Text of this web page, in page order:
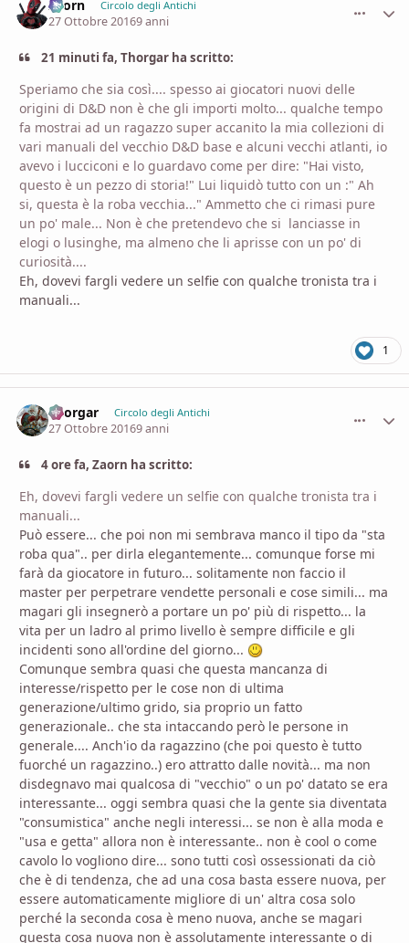
Zaorn Circolo degli Antichi
27 Ottobre 20169 anni
21 minuti fa, Thorgar ha scritto:
Speriamo che sia così.... spesso ai giocatori nuovi delle
origini di D&D non è che gli importi molto... qualche tempo
fa mostrai ad un ragazzo super accanito la mia collezioni di
vari manuali del vecchio D&D base e alcuni vecchi atlanti, io
avevo i lucciconi e lo guardavo come per dire: "Hai visto,
questo è un pezzo di storia!" Lui liquidò tutto con un :" Ah
si, questa è la roba vecchia..." Ammetto che ci rimasi pure
un po' male... Non è che pretendevo che si lanciasse in
elogi o lusinghe, ma almeno che li aprisse con un po' di
curiosità....
Eh, dovevi fargli vedere un selfie con qualche tronista tra i
manuali...
1
Thorgar Circolo degli Antichi
27 Ottobre 20169 anni
4 ore fa, Zaorn ha scritto:
Eh, dovevi fargli vedere un selfie con qualche tronista tra i
manuali...
Può essere... che poi non mi sembrava manco il tipo da "sta
roba qua".. per dirla elegantemente... comunque forse mi
farà da giocatore in futuro... solitamente non faccio il
master per perpetrare vendette personali e cose simili... ma
magari gli insegnerò a portare un po' più di rispetto... la
vita per un ladro al primo livello è sempre difficile e gli
incidenti sono all'ordine del giorno...
Comunque sembra quasi che questa mancanza di
interesse/rispetto per le cose non di ultima
generazione/ultimo grido, sia proprio un fatto
generazionale.. che sta intaccando però le persone in
generale.... Anch'io da ragazzino (che poi questo è tutto
fuorché un ragazzino..) ero attratto dalle novità... ma non
disdegnavo mai qualcosa di "vecchio" o un po' datato se era
interessante... oggi sembra quasi che la gente sia diventata
"consumistica" anche negli interessi... se non è alla moda e
"usa e getta" allora non è interessante.. non è cool o come
cavolo lo vogliono dire... sono tutti così ossessionati da ciò
che è di tendenza, che ad una cosa basta essere nuova, per
essere automaticamente migliore di un' altra cosa solo
perché la seconda cosa è meno nuova, anche se magari
questa cosa nuova non è assolutamente interessante o di